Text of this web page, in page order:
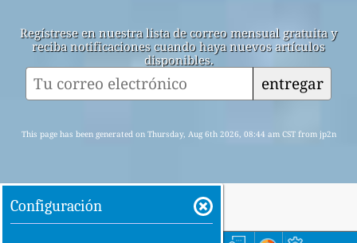
Regístrese en nuestra lista de correo mensual gratuita y
reciba notificaciones cuando haya nuevos artículos
disponibles.
entregar
This page has been generated on Thursday, Aug 6th 2026, 08:44 am CST from jp2n
Configuración